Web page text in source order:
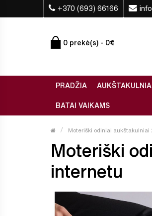
+370 (693) 66166
0 prekė(s) - 0€
PRADŽIA AUKŠTAKULNIAI
BATAI VAIKAMS
Moteriški odiniai
Moteriški
internetu